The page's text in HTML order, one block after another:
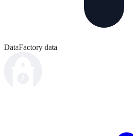
DataFactory data